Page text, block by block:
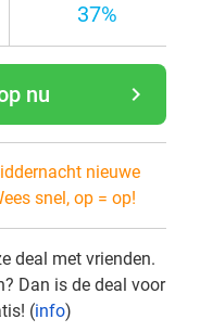
37%
navigate_next
nu
nieuwe
snel, op = op!
deal met vrienden.
Dan is de deal voor
(info)